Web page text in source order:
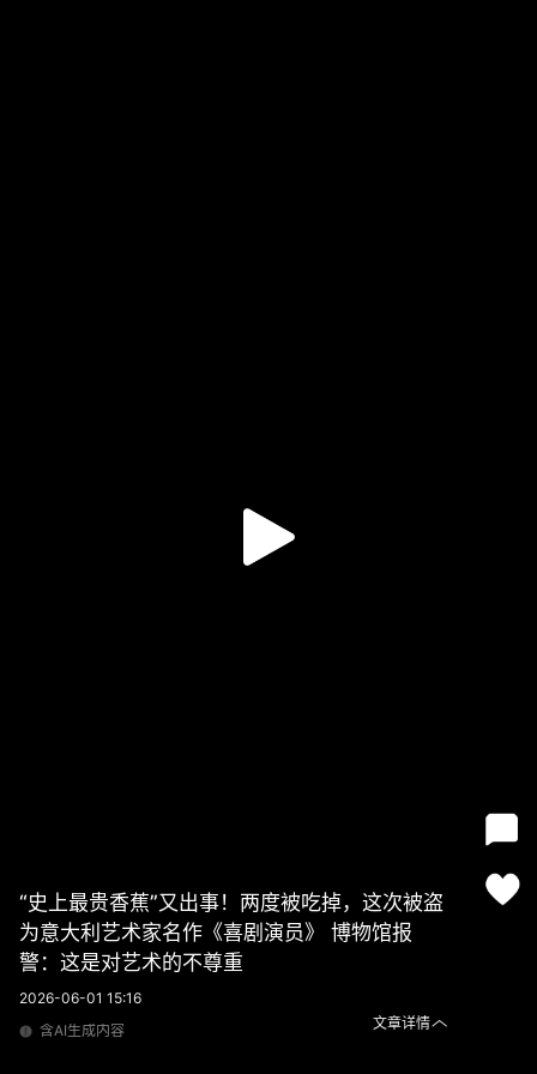
“史上最贵香蕉”又出事！两度被吃掉，这次被盗
为意大利艺术家名作《喜剧演员》 博物馆报
警：这是对艺术的不尊重
2026-06-01 15:16
含AI生成内容
文章详情